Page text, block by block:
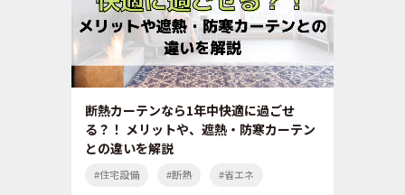
断熱カーテンなら1年中快適に過ごせ
る？！ メリットや、遮熱・防寒カーテン
との違いを解説
#住宅設備 #断熱 #省エネ